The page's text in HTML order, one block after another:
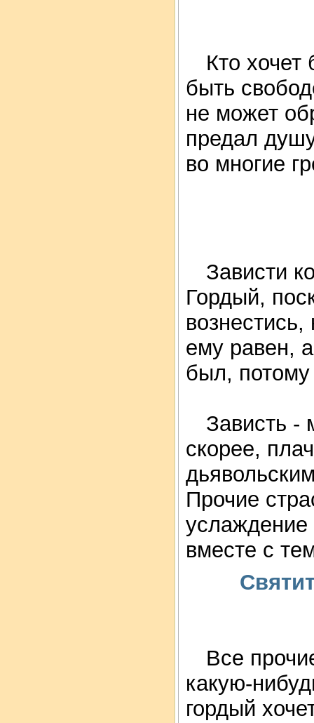
Кто
быть
не может
предал
во многие
Зависти
Гордый,
ему равен,
был, потому
Зависть -
скорее,
Прочие
услаждение
вместе с
Все
какую-
гордый